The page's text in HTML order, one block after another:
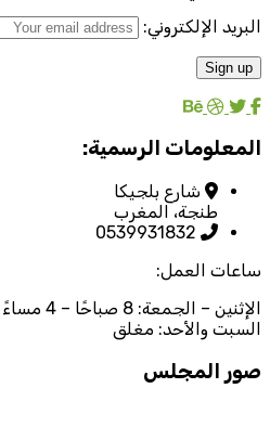
البريد الإلكتروني:
المعلومات الرسمية:
شارع بلجيكا
طنجة، المغرب
0539931832
ساعات العمل:
الإثنين – الجمعة: 8 صباحًا – 4 مساءً ،
السبت والأحد: مغلق
صور المجلس